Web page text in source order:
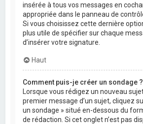
insérée à tous vos messages en
appropriée dans le panneau de
Si vous choisissez cette dernière
plus utile de spécifier sur chaque
d’insérer votre signature.
Haut
Comment puis-je créer un sondage ?
Lorsque vous rédigez un nouveau
premier message d’un sujet, cliquez
un sondage » situé en-dessous du
de rédaction. Si cet onglet n’est pas